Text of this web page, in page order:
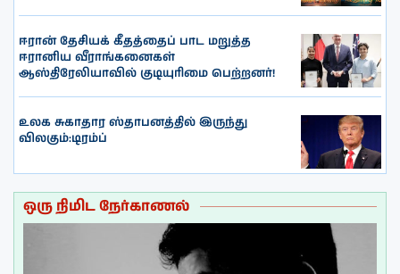
ஈரான் தேசியக் கீதத்தைப் பாட மறுத்த
ஈரானிய வீராங்கனைகள்
ஆஸ்திரேலியாவில் குடியுரிமை பெற்றனர்!
உலக சுகாதார ஸ்தாபனத்தில் இருந்து
விலகும்:டிரம்ப்
ஒரு நிமிட நேர்காணல்